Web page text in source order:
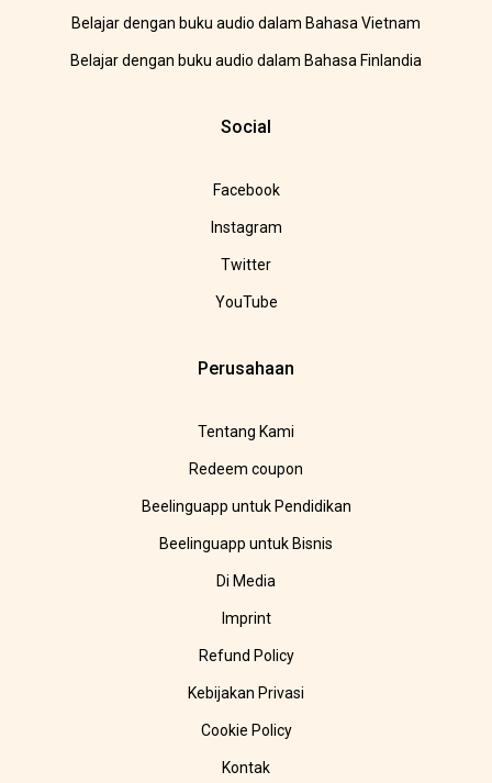
Belajar dengan buku audio dalam Bahasa Vietnam
Belajar dengan buku audio dalam Bahasa Finlandia
Social
Facebook
Instagram
Twitter
YouTube
Perusahaan
Tentang Kami
Redeem coupon
Beelinguapp untuk Pendidikan
Beelinguapp untuk Bisnis
Di Media
Imprint
Refund Policy
Kebijakan Privasi
Cookie Policy
Kontak